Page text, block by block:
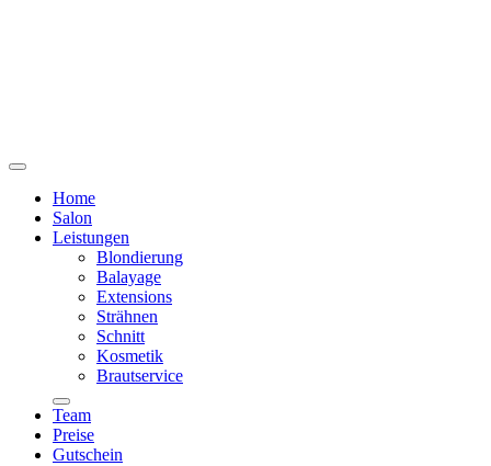
Home
Salon
Leistungen
Blondierung
Balayage
Extensions
Strähnen
Schnitt
Kosmetik
Brautservice
Team
Preise
Gutschein